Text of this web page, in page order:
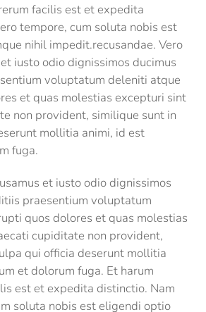
facilis est et expedita
tempore, cum soluta nobis est
nihil impedit.recusandae. Vero
iusto odio dignissimos ducimus
voluptatum deleniti atque
et quas molestias excepturi sint
non provident, similique sunt in
mollitia animi, id est
fuga.
et iusto odio dignissimos
praesentium voluptatum
quos dolores et quas molestias
cupiditate non provident,
qui officia deserunt mollitia
et dolorum fuga. Et harum
est et expedita distinctio. Nam
soluta nobis est eligendi optio